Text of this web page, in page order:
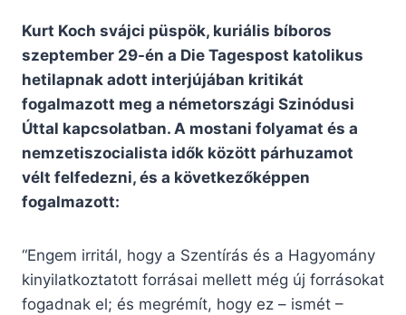
Kurt Koch svájci püspök, kuriális bíboros
szeptember 29-én a Die Tagespost katolikus
hetilapnak adott interjújában kritikát
fogalmazott meg a németországi Szinódusi
Úttal kapcsolatban. A mostani folyamat és a
nemzetiszocialista idők között párhuzamot
vélt felfedezni, és a következőképpen
fogalmazott:
“Engem irritál, hogy a Szentírás és a Hagyomány
kinyilatkoztatott forrásai mellett még új forrásokat
fogadnak el; és megrémít, hogy ez – ismét –